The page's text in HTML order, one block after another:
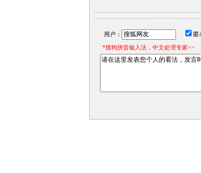
用户：
*搜狗拼音输入法，中文处理专家>>